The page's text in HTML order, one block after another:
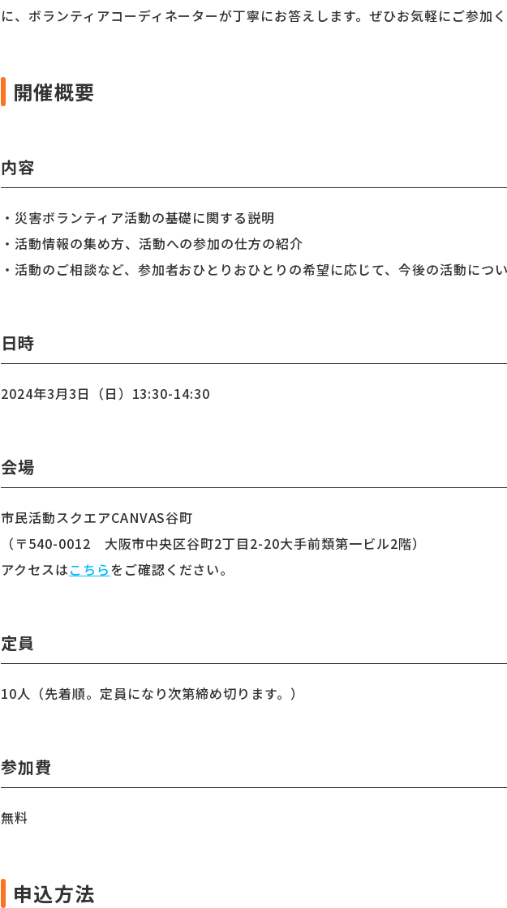
に、ボランティアコーディネーターが丁寧にお答えします。ぜひお気軽にご参加く
開催概要
内容
・災害ボランティア活動の基礎に関する説明
・活動情報の集め方、活動への参加の仕方の紹介
・活動のご相談など、参加者おひとりおひとりの希望に応じて、今後の活動につ
日時
2024年3月3日（日）13:30-14:30
会場
市民活動スクエアCANVAS谷町
（〒540-0012 大阪市中央区谷町2丁目2-20大手前類第一ビル2階）
アクセスはこちらをご確認ください。
定員
10人（先着順。定員になり次第締め切ります。）
参加費
無料
申込方法